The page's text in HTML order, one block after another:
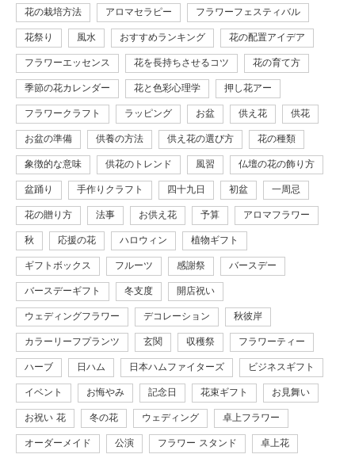
花の栽培方法 アロマセラピー フラワーフェスティバル
花祭り 風水 おすすめランキング 花の配置アイデア
フラワーエッセンス 花を長持ちさせるコツ 花の育て方
季節の花カレンダー 花と色彩心理学 押し花アー
フラワークラフト ラッピング お盆 供え花 供花
お盆の準備 供養の方法 供え花の選び方 花の種類
象徴的な意味 供花のトレンド 風習 仏壇の花の飾り方
盆踊り 手作りクラフト 四十九日 初盆 一周忌
花の贈り方 法事 お供え花 予算 アロマフラワー
秋 応援の花 ハロウィン 植物ギフト
ギフトボックス フルーツ 感謝祭 バースデー
バースデーギフト 冬支度 開店祝い
ウェディングフラワー デコレーション 秋彼岸
カラーリーフプランツ 玄関 収穫祭 フラワーティー
ハーブ 日ハム 日本ハムファイターズ ビジネスギフト
イベント お悔やみ 記念日 花束ギフト お見舞い
お祝い 花 冬の花 ウェディング 卓上フラワー
オーダーメイド 公演 フラワー スタンド 卓上花